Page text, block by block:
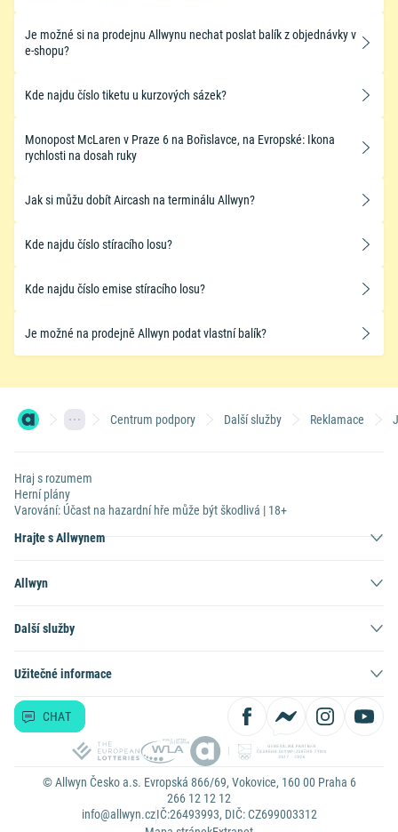
Je možné si na prodejnu Allwynu nechat poslat balík z objednávky v
e-shopu?
Kde najdu číslo tiketu u kurzových sázek?
Monopost McLaren v Praze 6 na Bořislavce, na Evropské: Ikona
rychlosti na dosah ruky
Jak si můžu dobít Aircash na terminálu Allwyn?
Kde najdu číslo stíracího losu?
Kde najdu číslo emise stíracího losu?
Je možné na prodejně Allwyn podat vlastní balík?
Centrum podpory Další služby Reklamace
Hraj s rozumem
Herní plány
Varování: Účast na hazardní hře může být škodlivá | 18+
Hrajte s Allwynem
Allwyn
Další služby
Užitečné informace
CHAT
© Allwyn Česko a.s. Evropská 866/69, Vokovice, 160 00 Praha 6
266 12 12 12
info@allwyn.czIČ:26493993, DIČ: CZ699003312